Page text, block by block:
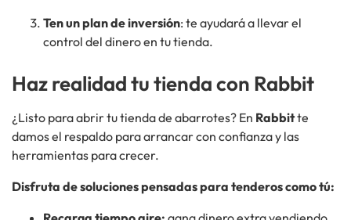
Ten un plan de inversión: te ayudará a llevar el
control del dinero en tu tienda.
Haz realidad tu tienda con Rabbit
¿Listo para abrir tu tienda de abarrotes? En Rabbitte
damos el respaldo para arrancar con confianza y las
herramientas para crecer.
Disfruta de soluciones pensadas para tenderos como tú: